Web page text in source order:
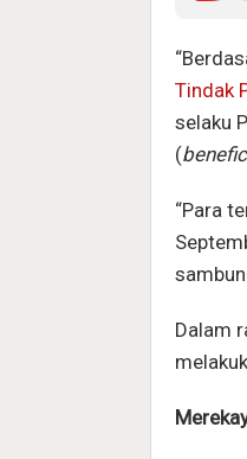
Tindak
selaku
(
“Para
Dalam